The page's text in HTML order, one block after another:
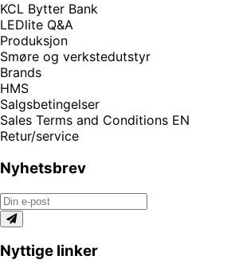
KCL Bytter Bank
LEDlite Q&A
Produksjon
Smøre og verkstedutstyr
Brands
HMS
Salgsbetingelser
Sales Terms and Conditions EN
Retur/service
Nyhetsbrev
Nyttige linker